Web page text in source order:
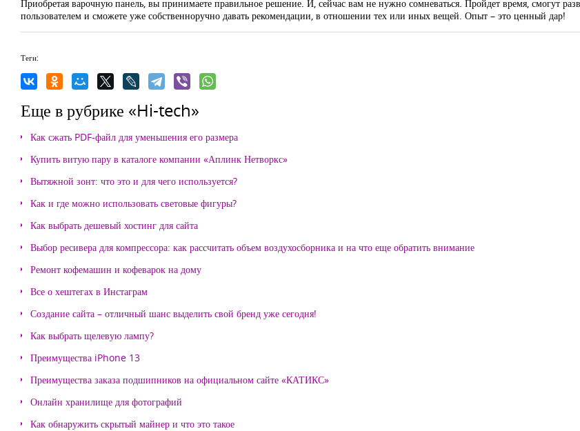
Приобретая варочную панель, вы принимаете правильное решение. И, сейчас вам не нужно сомневаться. Пройдет время, смогут
пользователем и сможете уже собственноручно давать рекомендации, в отношении тех или иных вещей. Опыт – это ценный дар!
Теги:
Еще в рубрике «Hi-tech»
Как сжать PDF-файл для уменьшения его размера
Купить витую пару в каталоге компании «Аплинк Нетворкс»
Вытяжной зонт: что это и для чего используется?
Как и где можно использовать световые фигуры?
Как выбрать дешевый хостинг для сайта
Выбор ресивера для компрессора: как рассчитать объем воздухосборника и на что еще обратить внимание
Ремонт кофемашин и кофеварок на дому
Все о хештегах в Инстаграм
Создание сайта – отличный шанс выделить свой бренд уже сегодня!
Как выбрать щелевую лампу?
Преимущества iPhone 13
Преимущества заказа подшипников на официальном сайте «КАТИКС»
Онлайн хранилище для фотографий
Как обнаружить скрытый майнер и что это такое